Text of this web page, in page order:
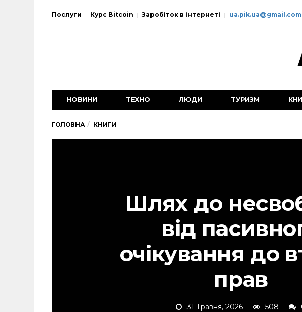
Послуги Курс Bitcoin Заробіток в інтернеті ua.pik.ua@gmail.com
НОВИНИ ТЕХНО ЛЮДИ ТУРИЗМ
ГОЛОВНА КНИГИ
Шлях до
від
очікування до
прав
31 Травня, 2026 508